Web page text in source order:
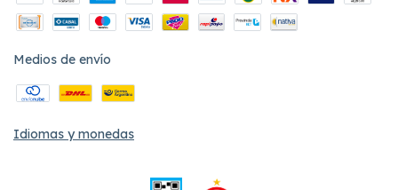
Medios de envío
Idiomas y monedas